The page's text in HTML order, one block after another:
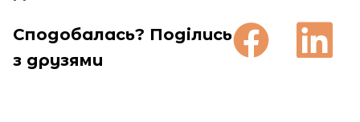
Сподобалась? Поділись
з друзями